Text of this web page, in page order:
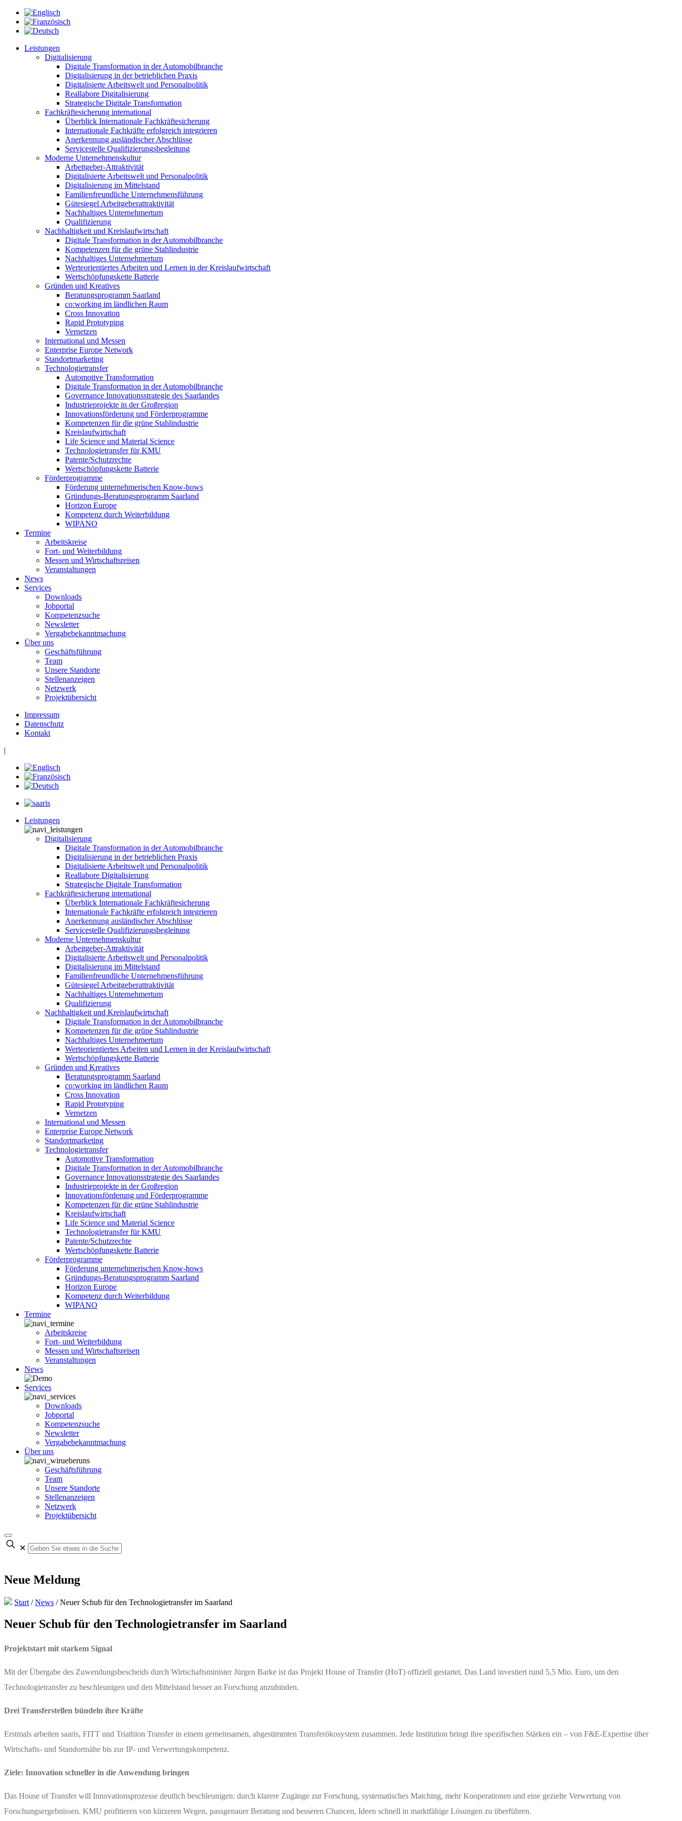
Leistungen
Digitalisierung
Digitale Transformation in der Automobilbranche
Digitalisierung in der betrieblichen Praxis
Digitalisierte Arbeitswelt und Personalpolitik
Reallabore Digitalisierung
Strategische Digitale Transformation
Fachkräftesicherung international
Überblick Internationale Fachkräftesicherung
Internationale Fachkräfte erfolgreich integrieren
Anerkennung ausländischer Abschlüsse
Servicestelle Qualifizierungsbegleitung
Moderne Unternehmenskultur
Arbeitgeber-Attraktivität
Digitalisierte Arbeitswelt und Personalpolitik
Digitalisierung im Mittelstand
Familienfreundliche Unternehmensführung
Gütesiegel Arbeitgeberattraktivität
Nachhaltiges Unternehmertum
Qualifizierung
Nachhaltigkeit und Kreislaufwirtschaft
Digitale Transformation in der Automobilbranche
Kompetenzen für die grüne Stahlindustrie
Nachhaltiges Unternehmertum
Werteorientiertes Arbeiten und Lernen in der Kreislaufwirtschaft
Wertschöpfungskette Batterie
Gründen und Kreatives
Beratungsprogramm Saarland
co:working im ländlichen Raum
Cross Innovation
Rapid Prototyping
Vernetzen
International und Messen
Enterprise Europe Network
Standortmarketing
Technologietransfer
Automotive Transformation
Digitale Transformation in der Automobilbranche
Governance Innovationsstrategie des Saarlandes
Industrieprojekte in der Großregion
Innovationsförderung und Förderprogramme
Kompetenzen für die grüne Stahlindustrie
Kreislaufwirtschaft
Life Science und Material Science
Technologietransfer für KMU
Patente/Schutzrechte
Wertschöpfungskette Batterie
Förderprogramme
Förderung unternehmerischen Know-hows
Gründungs-Beratungsprogramm Saarland
Horizon Europe
Kompetenz durch Weiterbildung
WIPANO
Termine
Arbeitskreise
Fort- und Weiterbildung
Messen und Wirtschaftsreisen
Veranstaltungen
News
Services
Downloads
Jobportal
Kompetenzsuche
Newsletter
Vergabebekanntmachung
Über uns
Geschäftsführung
Team
Unsere Standorte
Stellenanzeigen
Netzwerk
Projektübersicht
Impressum
Datenschutz
Kontakt
|
Leistungen
Digitalisierung
Digitale Transformation in der Automobilbranche
Digitalisierung in der betrieblichen Praxis
Digitalisierte Arbeitswelt und Personalpolitik
Reallabore Digitalisierung
Strategische Digitale Transformation
Fachkräftesicherung international
Überblick Internationale Fachkräftesicherung
Internationale Fachkräfte erfolgreich integrieren
Anerkennung ausländischer Abschlüsse
Servicestelle Qualifizierungsbegleitung
Moderne Unternehmenskultur
Arbeitgeber-Attraktivität
Digitalisierte Arbeitswelt und Personalpolitik
Digitalisierung im Mittelstand
Familienfreundliche Unternehmensführung
Gütesiegel Arbeitgeberattraktivität
Nachhaltiges Unternehmertum
Qualifizierung
Nachhaltigkeit und Kreislaufwirtschaft
Digitale Transformation in der Automobilbranche
Kompetenzen für die grüne Stahlindustrie
Nachhaltiges Unternehmertum
Werteorientiertes Arbeiten und Lernen in der Kreislaufwirtschaft
Wertschöpfungskette Batterie
Gründen und Kreatives
Beratungsprogramm Saarland
co:working im ländlichen Raum
Cross Innovation
Rapid Prototyping
Vernetzen
International und Messen
Enterprise Europe Network
Standortmarketing
Technologietransfer
Automotive Transformation
Digitale Transformation in der Automobilbranche
Governance Innovationsstrategie des Saarlandes
Industrieprojekte in der Großregion
Innovationsförderung und Förderprogramme
Kompetenzen für die grüne Stahlindustrie
Kreislaufwirtschaft
Life Science und Material Science
Technologietransfer für KMU
Patente/Schutzrechte
Wertschöpfungskette Batterie
Förderprogramme
Förderung unternehmerischen Know-hows
Gründungs-Beratungsprogramm Saarland
Horizon Europe
Kompetenz durch Weiterbildung
WIPANO
Termine
Arbeitskreise
Fort- und Weiterbildung
Messen und Wirtschaftsreisen
Veranstaltungen
News
Services
Downloads
Jobportal
Kompetenzsuche
Newsletter
Vergabebekanntmachung
Über uns
Geschäftsführung
Team
Unsere Standorte
Stellenanzeigen
Netzwerk
Projektübersicht
✕
Neue Meldung
Start /News /Neuer Schub für den Technologietransfer im Saarland
Neuer Schub für den Technologietransfer im Saarland
Projektstart mit starkem Signal
Mit der Übergabe des Zuwendungsbescheids durch Wirtschaftsminister Jürgen Barke ist das Projekt House of Transfer (HoT) offiziell gestartet. Das Land investiert rund 5,5 Mio. Euro, um den
Technologietransfer zu beschleunigen und den Mittelstand besser an Forschung anzubinden.
Drei Transferstellen bündeln ihre Kräfte
Erstmals arbeiten saaris, FITT und Triathlon Transfer in einem gemeinsamen, abgestimmten Transferökosystem zusammen. Jede Institution bringt ihre spezifischen Stärken ein – von F&E‑Expertise über
Wirtschafts‑ und Standortnähe bis zur IP‑ und Verwertungskompetenz.
Ziele: Innovation schneller in die Anwendung bringen
Das House of Transfer will Innovationsprozesse deutlich beschleunigen: durch klarere Zugänge zur Forschung, systematisches Matching, mehr Kooperationen und eine gezielte Verwertung von
Forschungsergebnissen. KMU profitieren von kürzeren Wegen, passgenauer Beratung und besseren Chancen, Ideen schnell in marktfähige Lösungen zu überführen.